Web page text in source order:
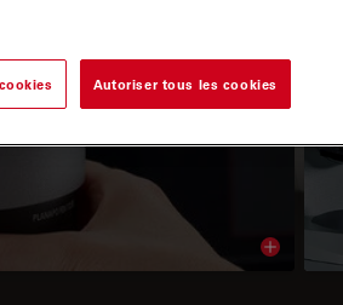
documentation et
oculaires
Read
Autoriser tous les cookies